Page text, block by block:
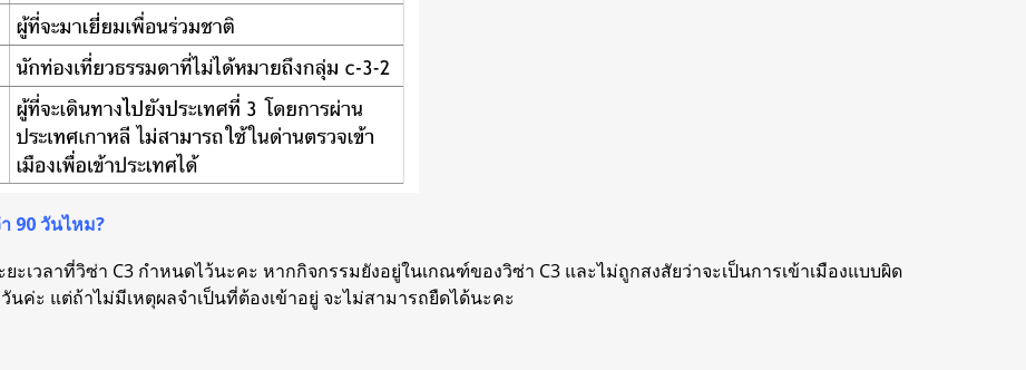
90 วันไหม?
เวลาที่วิซ่า C3 กำหนดไว้นะคะ หากกิจกรรมยังอยู่ในเกณฑ์ของวิซ่า C3 และไม่ถูกสงสัยว่าจะเป็นการเข้าเมืองแบบผิด
ค่ะ แต่ถ้าไม่มีเหตุผลจำเป็นที่ต้องเข้าอยู่ จะไม่สามารถยืดได้นะคะ